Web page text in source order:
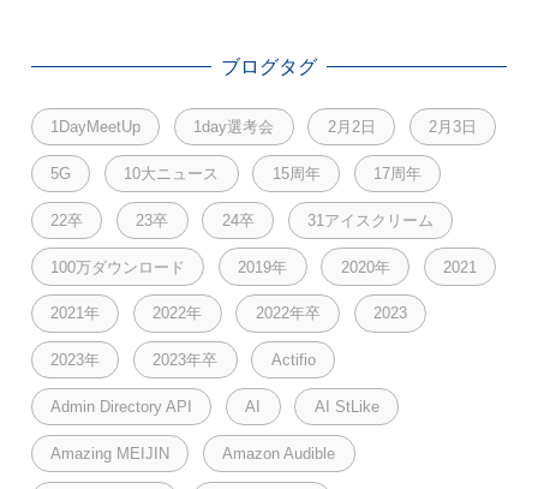
ブログタグ
1DayMeetUp 1day選考会 2月2日 2月3日
5G 10大ニュース 15周年 17周年
22卒 23卒 24卒 31アイスクリーム
100万ダウンロード 2019年 2020年 2021
2021年 2022年 2022年卒 2023
2023年 2023年卒 Actifio
Admin Directory API AI AI StLike
Amazing MEIJIN Amazon Audible